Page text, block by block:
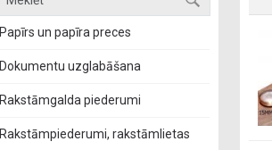
Papīrs un papīra preces
Dokumentu uzglabāšana
Rakstāmgalda piederumi
Rakstāmpiederumi, rakstāmlietas